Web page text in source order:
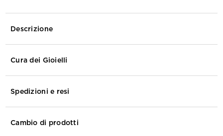
Descrizione
Cura dei Gioielli
Spedizioni e resi
Cambio di prodotti